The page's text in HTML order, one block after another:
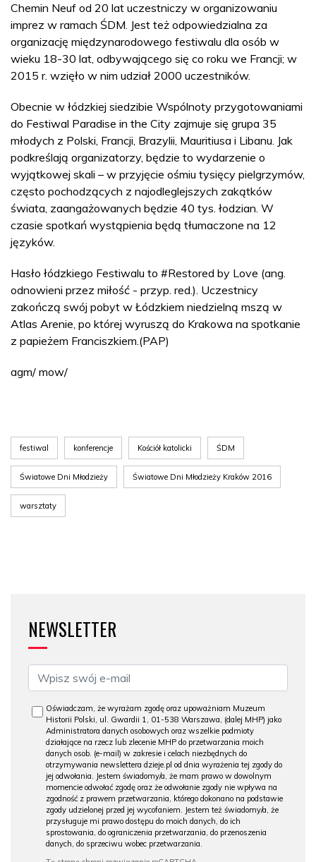
Chemin Neuf od 20 lat uczestniczy w organizowaniu
imprez w ramach ŚDM. Jest też odpowiedzialna za
organizację międzynarodowego festiwalu dla osób w
wieku 18-30 lat, odbywającego się co roku we Francji; w
2015 r. wzięło w nim udział 2000 uczestników.
Obecnie w łódzkiej siedzibie Wspólnoty przygotowaniami
do Festiwal Paradise in the City zajmuje się grupa 35
młodych z Polski, Francji, Brazylii, Mauritiusa i Libanu. Jak
podkreślają organizatorzy, będzie to wydarzenie o
wyjątkowej skali – w przyjęcie ośmiu tysięcy pielgrzymów,
często pochodzących z najodleglejszych zakątków
świata, zaangażowanych będzie 40 tys. łodzian. W
czasie spotkań wystąpienia będą tłumaczone na 12
języków.
Hasło łódzkiego Festiwalu to #Restored by Love (ang.
odnowieni przez miłość - przyp. red.). Uczestnicy
zakończą swój pobyt w Łódzkiem niedzielną mszą w
Atlas Arenie, po której wyruszą do Krakowa na spotkanie
z papieżem Franciszkiem.(PAP)
agm/ mow/
festiwal konferencje Kościół katolicki ŚDM
Światowe Dni Młodzieży Światowe Dni Młodzieży Kraków 2016
warsztaty
NEWSLETTER
Oświadczam, że wyrażam zgodę oraz upoważniam Muzeum
Historii Polski, ul. Gwardii 1, 01-538 Warszawa, (dalej MHP) jako
Administratora danych osobowych oraz wszelkie podmioty
działające na rzecz lub zlecenie MHP do przetwarzania moich
danych osob. (e-mail) w zakresie i celach niezbędnych do
otrzymywania newslettera dzieje.pl od dnia wyrażenia tej zgody do
jej odwołania. Jestem świadomy/a, że mam prawo w dowolnym
momencie odwołać zgodę oraz że odwołanie zgody nie wpływa na
zgodność z prawem przetwarzania, którego dokonano na podstawie
zgody udzielonej przed jej wycofaniem. Jestem też świadomy/a, że
przysługuje mi prawo dostępu do moich danych, do ich
sprostowania, do ograniczenia przetwarzania, do przenoszenia
danych, do sprzeciwu wobec przetwarzania.